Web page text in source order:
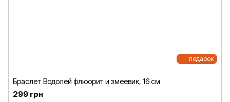
подарок
Браслет Водолей флюорит и змеевик, 16 см
299 грн